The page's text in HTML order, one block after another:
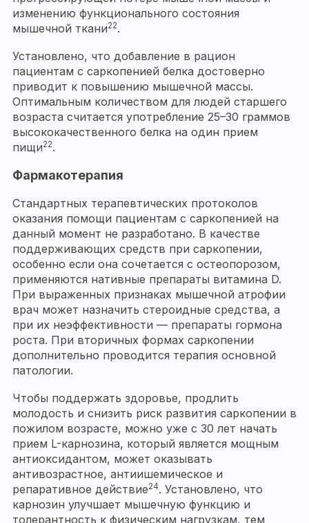
изменению функционального состояния
мышечной ткани22.
Установлено, что добавление в рацион
пациентам с саркопенией белка достоверно
приводит к повышению мышечной массы.
Оптимальным количеством для людей старшего
возраста считается употребление 25–30 граммов
высококачественного белка на один прием
пищи22.
Фармакотерапия
Стандартных терапевтических протоколов
оказания помощи пациентам с саркопенией на
данный момент не разработано. В качестве
поддерживающих средств при саркопении,
особенно если она сочетается с остеопорозом,
применяются нативные препараты витамина D.
При выраженных признаках мышечной атрофии
врач может назначить стероидные средства, а
при их неэффективности — препараты гормона
роста. При вторичных формах саркопении
дополнительно проводится терапия основной
патологии.
Чтобы поддержать здоровье, продлить
молодость и снизить риск развития саркопении в
пожилом возрасте, можно уже с 30 лет начать
прием L-карнозина, который является мощным
антиоксидантом, может оказывать
антивозрастное, антиишемическое и
репаративное действие24. Установлено, что
карнозин улучшает мышечную функцию и
толерантность к физическим нагрузкам, тем